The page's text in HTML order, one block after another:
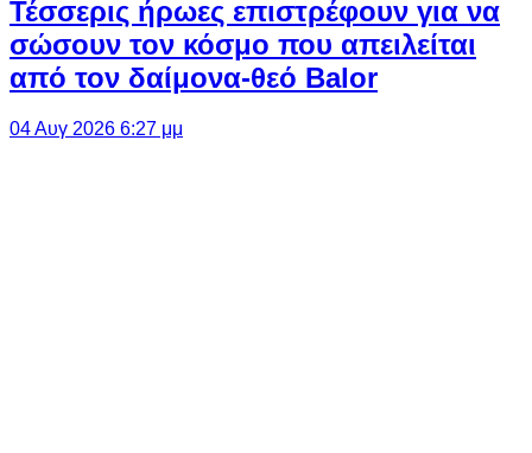
Τέσσερις ήρωες επιστρέφουν για να
σώσουν τον κόσμο που απειλείται
από τον δαίμονα-θεό Balor
04 Αυγ 2026 6:27 μμ